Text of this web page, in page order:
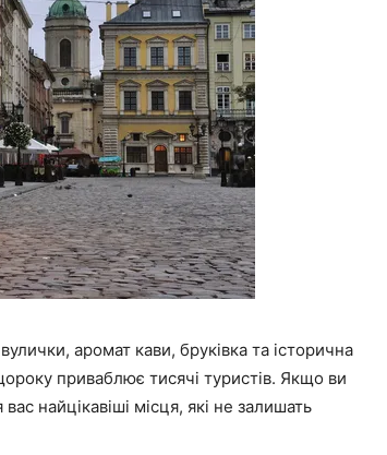
аромат кави, бруківка та історична
приваблює тисячі туристів. Якщо ви
найцікавіші місця, які не залишать